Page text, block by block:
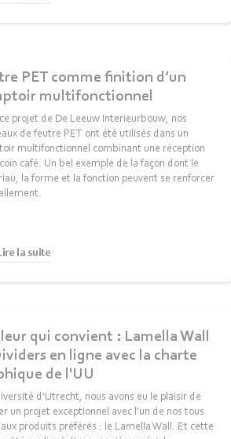
PET comme finition d’un
multifonctionnel
projet de De Leeuw Interieurbouw, nos
de feutre PET ont été utilisés dans un
multifonctionnel combinant une réception
café. Un bel exemple de la façon dont le
la forme et la fonction peuvent se renforcer
la suite
qui convient : Lamella Wall
en ligne avec la charte
de l'UU
d'Utrecht, nous avons eu le plaisir de
un projet exceptionnel avec l'un de nos tous
produits préférés : le Lamella Wall. Et cette